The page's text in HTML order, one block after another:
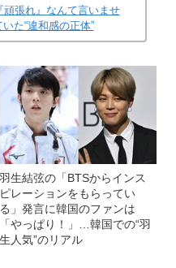
張れ』なんて言いませ
た“違和感の正体”
羽生結弦の「BTSからインス
ピレーションをもらってい
る」発言に韓国のファンは
「やっぱり！」…韓国での“羽
生人気”のリアル